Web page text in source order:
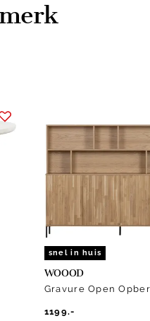
snel in huis
WOOOD
Gravure Open
1199.-